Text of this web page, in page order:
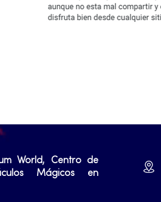
World, Centro de
Mágicos en